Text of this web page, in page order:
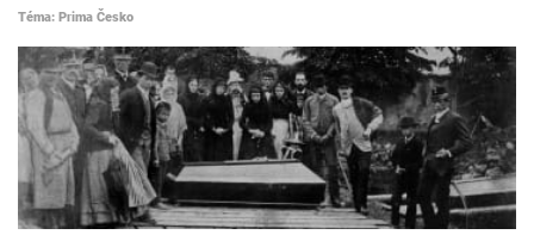
Téma: Prima Česko